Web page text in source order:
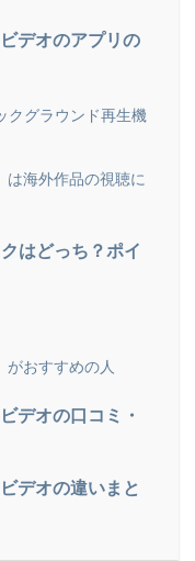
デオのアプリの
クグラウンド再生機
は海外作品の視聴に
はどっち？ポイ
がおすすめの人
デオの口コミ・
デオの違いまと